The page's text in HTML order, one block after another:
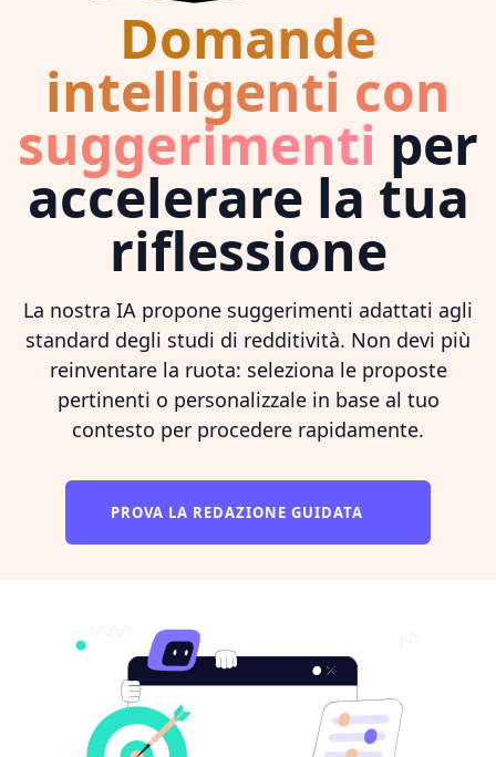
Domande
intelligenti con
suggerimenti per
accelerare la tua
riflessione
La nostra IA propone suggerimenti adattati agli
standard degli studi di redditività. Non devi più
reinventare la ruota: seleziona le proposte
pertinenti o personalizzale in base al tuo
contesto per procedere rapidamente.
PROVA LA REDAZIONE GUIDATA